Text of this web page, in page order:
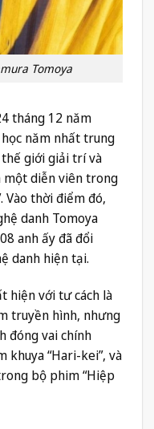
Tomoya
tháng 12 năm
năm nhất trung
thế giới giải trí và
một diễn viên trong
Vào thời điểm đó,
danh Tomoya
anh ấy đã đổi
danh hiện tại.
hiện với tư cách là
truyền hình, nhưng
đóng vai chính
“Hari-kei”, và
bộ phim “Hiệp